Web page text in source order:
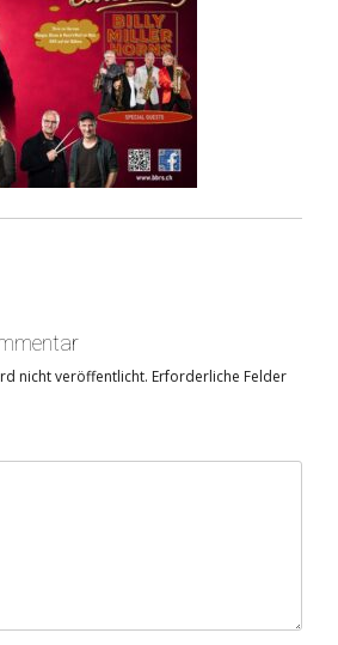
nicht veröffentlicht. Erforderliche Felder